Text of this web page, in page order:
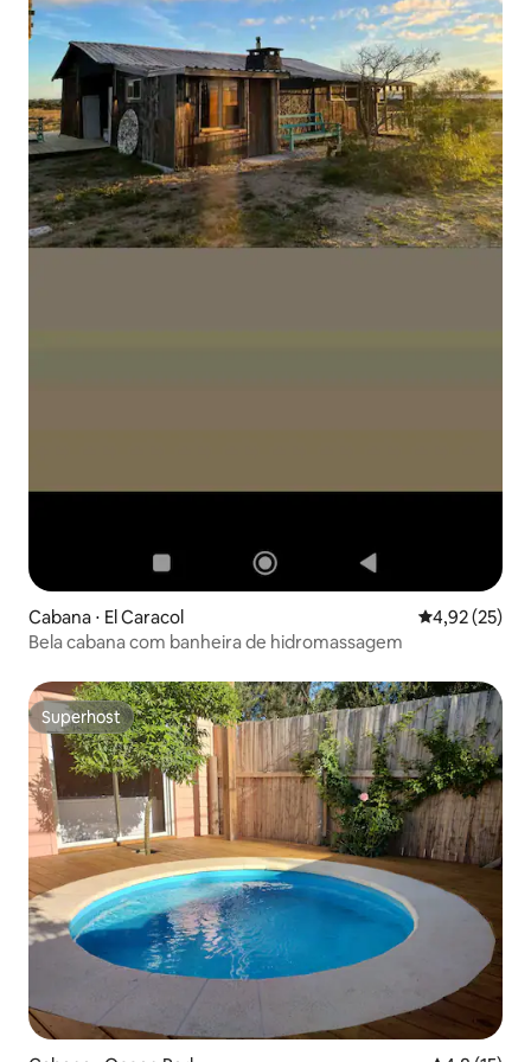
Cabana ⋅ El Caracol 4,92 de uma
4,92 (25)
Bela cabana com banheira de hidromassagem
Superhost
Superhost